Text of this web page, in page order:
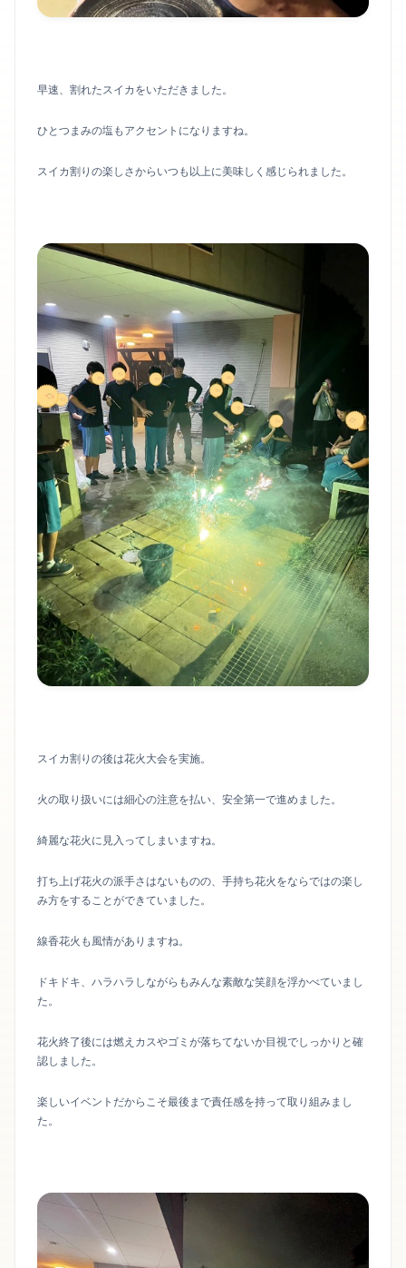
早速、割れたスイカをいただきました。
ひとつまみの塩もアクセントになりますね。
スイカ割りの楽しさからいつも以上に美味しく感じられました。
スイカ割りの後は花火大会を実施。
火の取り扱いには細心の注意を払い、安全第一で進めました。
綺麗な花火に見入ってしまいますね。
打ち上げ花火の派手さはないものの、手持ち花火をならではの楽し
み方をすることができていました。
線香花火も風情がありますね。
ドキドキ、ハラハラしながらもみんな素敵な笑顔を浮かべていまし
た。
花火終了後には燃えカスやゴミが落ちてないか目視でしっかりと確
認しました。
楽しいイベントだからこそ最後まで責任感を持って取り組みまし
た。